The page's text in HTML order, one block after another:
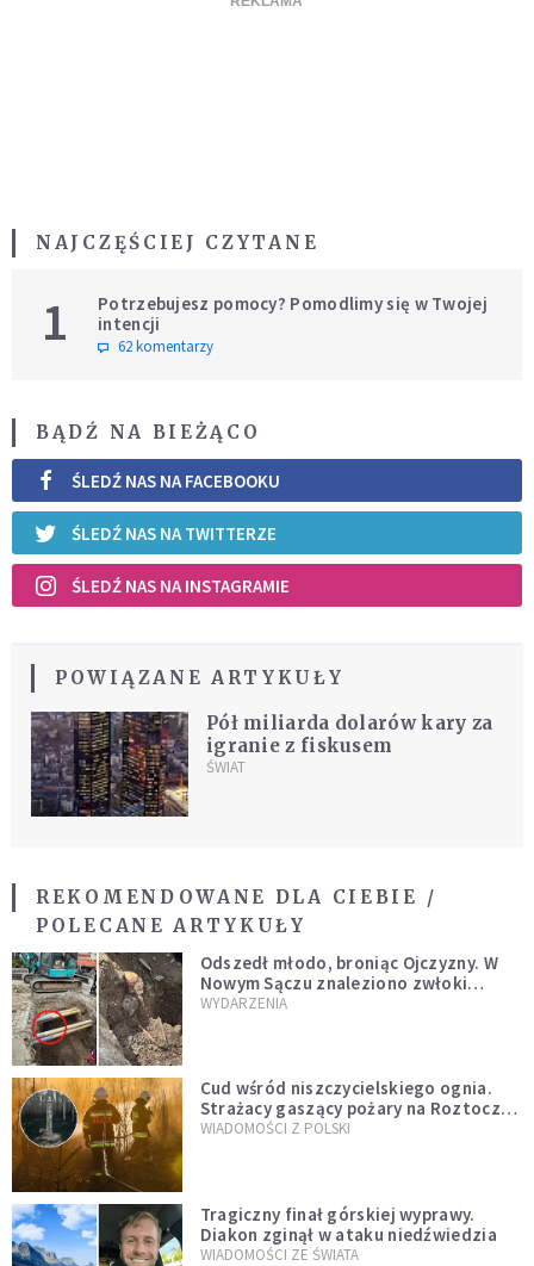
NAJCZĘŚCIEJ CZYTANE
1
Potrzebujesz pomocy? Pomodlimy się w Twojej
intencji
62 komentarzy
BĄDŹ NA BIEŻĄCO
ŚLEDŹ NAS NA FACEBOOKU
ŚLEDŹ NAS NA TWITTERZE
ŚLEDŹ NAS NA INSTAGRAMIE
POWIĄZANE ARTYKUŁY
Pół miliarda dolarów kary za
igranie z fiskusem
ŚWIAT
REKOMENDOWANE DLA CIEBIE /
POLECANE ARTYKUŁY
Odszedł młodo, broniąc Ojczyzny. W
Nowym Sączu znaleziono zwłoki
mężczyzny z czasów potopu
WYDARZENIA
Cud wśród niszczycielskiego ognia.
Strażacy gaszący pożary na Roztoczu
opublikowali niezwykłe zdjęcie
WIADOMOŚCI Z POLSKI
Tragiczny finał górskiej wyprawy.
Diakon zginął w ataku niedźwiedzia
WIADOMOŚCI ZE ŚWIATA